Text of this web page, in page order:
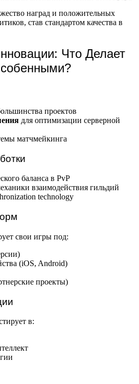
наград и положительных
став стандартом качества в
Что Делает
проектов
для оптимизации серверной
матчмейкинга
баланса в PvP
взаимодействия гильдий
technology
свои игры под:
(iOS, Android)
проекты)
в: